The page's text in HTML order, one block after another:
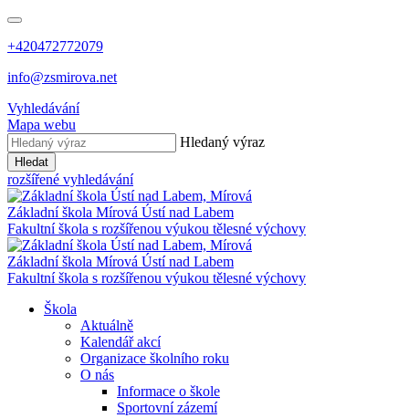
+420472772079
info@zsmirova.net
Vyhledávání
Mapa webu
Hledaný výraz
Hledat
rozšířené vyhledávání
Základní škola Mírová Ústí nad Labem
Fakultní škola s rozšířenou výukou tělesné výchovy
Základní škola Mírová Ústí nad Labem
Fakultní škola s rozšířenou výukou tělesné výchovy
Škola
Aktuálně
Kalendář akcí
Organizace školního roku
O nás
Informace o škole
Sportovní zázemí